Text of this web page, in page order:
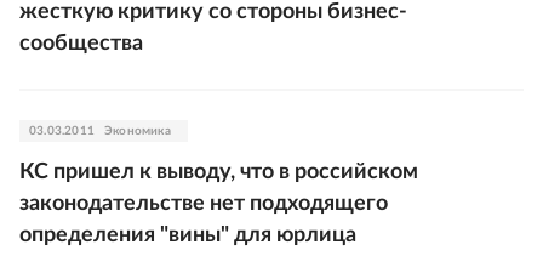
жесткую критику со стороны бизнес-
сообщества
03.03.2011 Экономика
КС пришел к выводу, что в российском
законодательстве нет подходящего
определения "вины" для юрлица